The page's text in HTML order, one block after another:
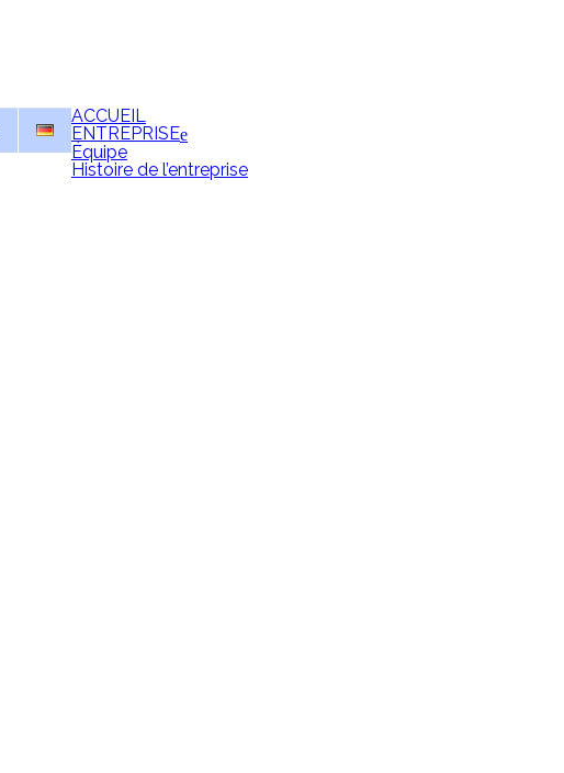
ACCUEIL
ENTREPRISE
Équipe
Histoire de l’entreprise